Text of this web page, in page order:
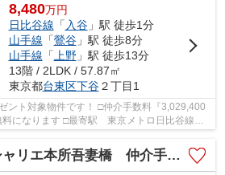
8,480万円
日比谷線 「 入谷」駅 徒歩1分
山手線 「鶯谷」駅 徒歩8分
山手線 「上野」駅 徒歩13分
13階 / 2LDK / 57.87㎡
東京都台東区下谷２丁目1
ント対象物件です！ □仲介手数料『3,029,400
料になります □最寄駅 東京メトロ日比谷線
エ本所吾妻橋 仲介手数料無料＋40万円現金プレゼント中